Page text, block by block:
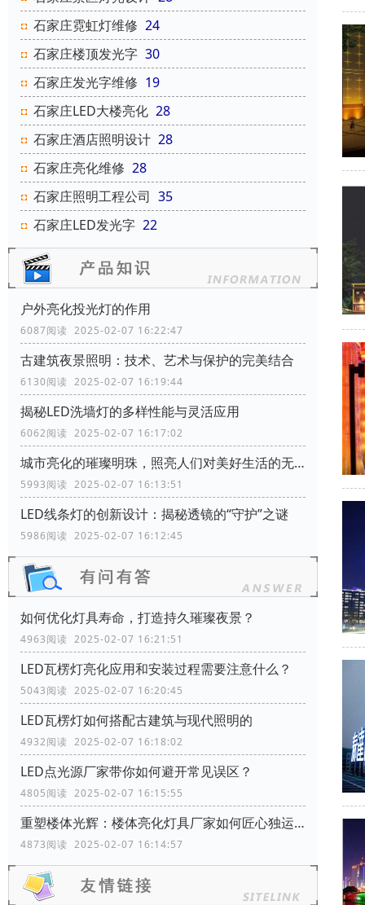
石家庄霓虹灯维修 24
石家庄楼顶发光字 30
石家庄发光字维修 19
石家庄LED大楼亮化 28
石家庄酒店照明设计 28
石家庄亮化维修 28
石家庄照明工程公司 35
石家庄LED发光字 22
户外亮化投光灯的作用
6087阅读 2025-02-07 16:22:47
古建筑夜景照明：技术、艺术与保护的完美结合
6130阅读 2025-02-07 16:19:44
揭秘LED洗墙灯的多样性能与灵活应用
6062阅读 2025-02-07 16:17:02
城市亮化的璀璨明珠，照亮人们对美好生活的无限向往
5993阅读 2025-02-07 16:13:51
LED线条灯的创新设计：揭秘透镜的“守护”之谜
5986阅读 2025-02-07 16:12:45
如何优化灯具寿命，打造持久璀璨夜景？
4963阅读 2025-02-07 16:21:51
LED瓦楞灯亮化应用和安装过程需要注意什么？
5043阅读 2025-02-07 16:20:45
LED瓦楞灯如何搭配古建筑与现代照明的
4932阅读 2025-02-07 16:18:02
LED点光源厂家带你如何避开常见误区？
4805阅读 2025-02-07 16:15:55
重塑楼体光辉：楼体亮化灯具厂家如何匠心独运，彰显建筑特色
4873阅读 2025-02-07 16:14:57